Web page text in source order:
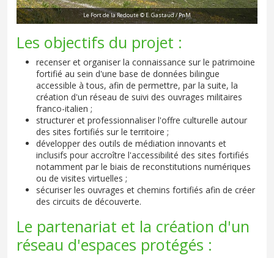
Le Fort de la Redoute © E. Gastaud / PnM
Les objectifs du projet :
recenser et organiser la connaissance sur le patrimoine
fortifié au sein d'une base de données bilingue
accessible à tous, afin de permettre, par la suite, la
création d'un réseau de suivi des ouvrages militaires
franco-italien ;
structurer et professionnaliser l'offre culturelle autour
des sites fortifiés sur le territoire ;
développer des outils de médiation innovants et
inclusifs pour accroître l'accessibilité des sites fortifiés
notamment par le biais de reconstitutions numériques
ou de visites virtuelles ;
sécuriser les ouvrages et chemins fortifiés afin de créer
des circuits de découverte.
Le partenariat et la création d'un
réseau d'espaces protégés :